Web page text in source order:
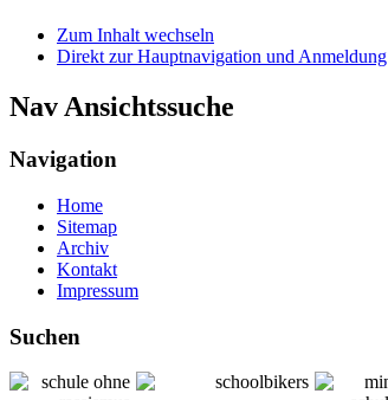
Zum Inhalt wechseln
Direkt zur Hauptnavigation und Anmeldung
Nav Ansichtssuche
Navigation
Home
Sitemap
Archiv
Kontakt
Impressum
Suchen